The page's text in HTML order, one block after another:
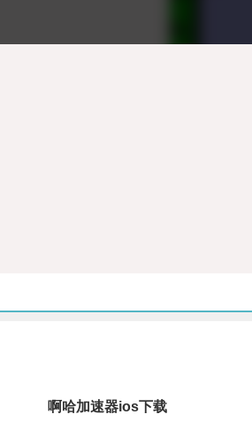
啊哈加速器ios下载